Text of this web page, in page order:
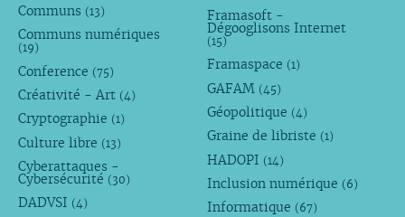
Communs (13)
Communs numériques
(19)
Conference (75)
Créativité - Art (4)
Cryptographie (1)
Culture libre (13)
Cyberattaques -
Cybersécurité (30)
DADVSI (4)
Framasoft -
Dégooglisons Internet
(15)
Framaspace (1)
GAFAM (45)
Géopolitique (4)
Graine de libriste (1)
HADOPI (14)
Inclusion numérique (6)
Informatique (67)